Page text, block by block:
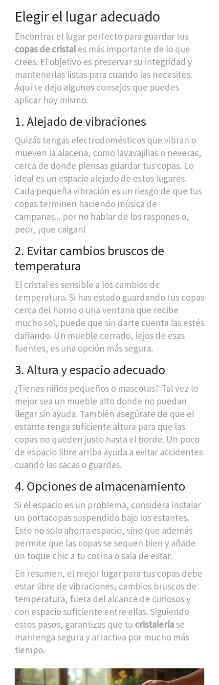
Elegir el lugar adecuado
Encontrar el lugar perfecto para guardar tus
copas de cristales más importante de lo que
crees. El objetivo es preservar su integridad y
mantenerlas listas para cuando las necesites.
Aquí te dejo algunos consejos que puedes
aplicar hoy mismo.
1. Alejado de vibraciones
Quizás tengas electrodomésticos que vibran o
mueven la alacena, como lavavajillas o neveras,
cerca de donde piensas guardar tus copas. Lo
ideal es un espacio alejado de estos lugares.
Cada pequeña vibración es un riesgo de que tus
copas terminen haciendo música de
campanas... por no hablar de los raspones o,
peor, ¡que caigan!
2. Evitar cambios bruscos de
temperatura
El cristal es sensible a los cambios de
temperatura. Si has estado guardando tus copas
cerca del horno o una ventana que recibe
mucho sol, puede que sin darte cuenta las estés
dañando. Un mueble cerrado, lejos de esas
fuentes, es una opción más segura.
3. Altura y espacio adecuado
¿Tienes niños pequeños o mascotas? Tal vez lo
mejor sea un mueble alto donde no puedan
llegar sin ayuda. También asegúrate de que el
estante tenga suficiente altura para que las
copas no queden justo hasta el borde. Un poco
de espacio libre arriba ayuda a evitar accidentes
cuando las sacas o guardas.
4. Opciones de almacenamiento
Si el espacio es un problema, considera instalar
un portacopas suspendido bajo los estantes.
Esto no solo ahorra espacio, sino que además
permite que las copas se sequen bien y añade
un toque chic a tu cocina o sala de estar.
En resumen, el mejor lugar para tus copas debe
estar libre de vibraciones, cambios bruscos de
temperatura, fuera del alcance de curiosos y
con espacio suficiente entre ellas. Siguiendo
estos pasos, garantizas que tu cristaleríase
mantenga segura y atractiva por mucho más
tiempo.